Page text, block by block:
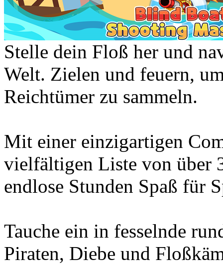
Stelle dein Floß her und
Welt. Zielen und feuern,
Reichtümer zu sammeln.
Mit einer einzigartigen
vielfältigen Liste von über
endlose Stunden Spaß für
Tauche ein in fesselnde
Piraten, Diebe und